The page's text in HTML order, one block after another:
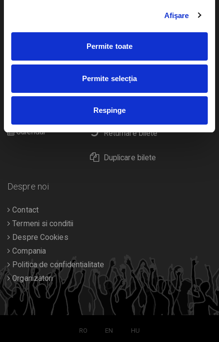
Afişare
Permite toate
Permite selecția
Respinge
Plata online sau cash
eBilet printat acasa
Livrare prin curier
Returnare bilete
Duplicare bilete
Teatru
festivaluri
Cultura
Calendar
Despre noi
Contact
Termeni si conditii
Despre Cookies
Compania
Politica de confidentialitate
Organizatori
RO EN HU